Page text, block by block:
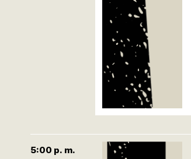
5:00 p. m.